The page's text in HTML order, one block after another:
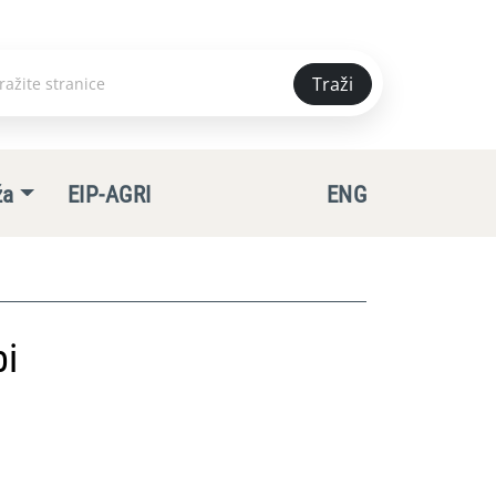
Traži
EIP-AGRI ENG